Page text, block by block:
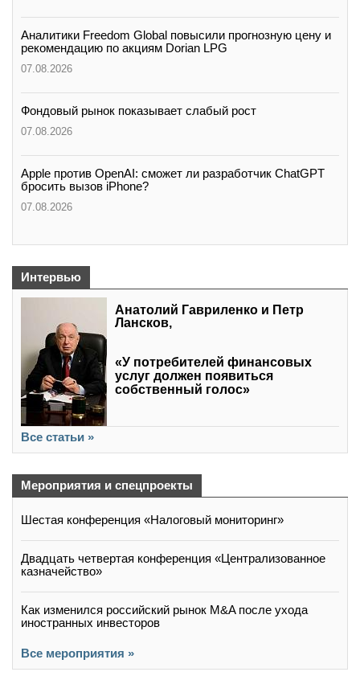
Аналитики Freedom Global повысили прогнозную цену и
рекомендацию по акциям Dorian LPG
07.08.2026
Фондовый рынок показывает слабый рост
07.08.2026
Apple против OpenAI: сможет ли разработчик ChatGPT
бросить вызов iPhone?
07.08.2026
Интервью
Анатолий Гавриленко и Петр
Лансков,
«У потребителей финансовых
услуг должен появиться
собственный голос»
Все статьи »
Мероприятия и спецпроекты
Шестая конференция «Налоговый мониторинг»
Двадцать четвертая конференция «Централизованное
казначейство»
Как изменился российский рынок M&A после ухода
иностранных инвесторов
Все мероприятия »